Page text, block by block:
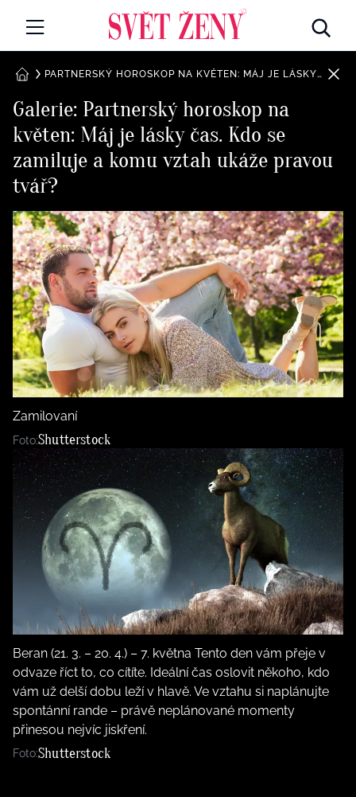
MÓDA A KRÁSA
CELEBRITY
Všechny kategorie
Rozhovory
RETROHUBKY
PSYCHOLOGIE
Všechny kategorie
Seberozvoj
ZDRAVÍ
Všechny kategorie
Životní styl
ZÁBAVA
Všechny kategorie
Testy a kvízy
BYDLENÍ
Všechny kategorie
Tvoření
Rady a tipy
BurdaMedia
Extra
DOMŮ PARTNERSKÝ HOROSKOP NA KVĚTEN: MÁJ JE LÁSKY ČAS. KDO SE ZAMILUJE A KOMU VZTAH UKÁŽE PRAVOU TVÁŘ?
Galerie: Partnerský horoskop na
květen: Máj je lásky čas. Kdo se
zamiluje a komu vztah ukáže pravou
tvář?
Zamilovaní
Foto:Shutterstock
Beran (21. 3. – 20. 4.) – 7. května Tento den vám přeje v
odvaze říct to, co cítíte. Ideální čas oslovit někoho, kdo
vám už delší dobu leží v hlavě. Ve vztahu si naplánujte
spontánní rande – právě neplánované momenty
přinesou nejvíc jiskření.
Foto:Shutterstock